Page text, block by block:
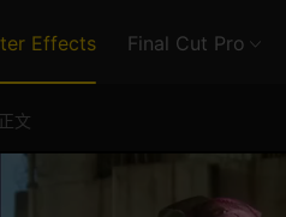
Effects Final Cut Pro
正文